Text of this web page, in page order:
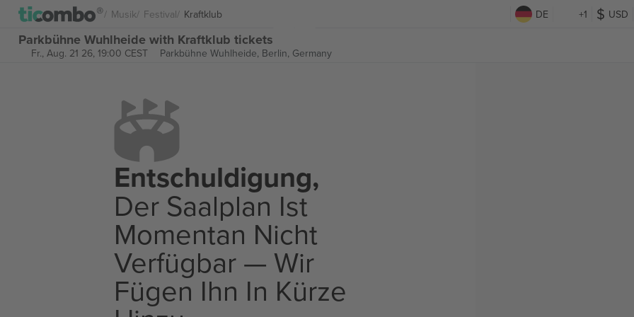
Musik Festival Kraftklub DE +1 USD
Parkbühne Wuhlheide with Kraftklub tickets
Fr., Aug. 21 26, 19:00 CEST Parkbühne Wuhlheide, Berlin, Germany
Entschuldigung,
Der Saalplan Ist
Momentan Nicht
Verfügbar — Wir
Fügen Ihn In Kürze